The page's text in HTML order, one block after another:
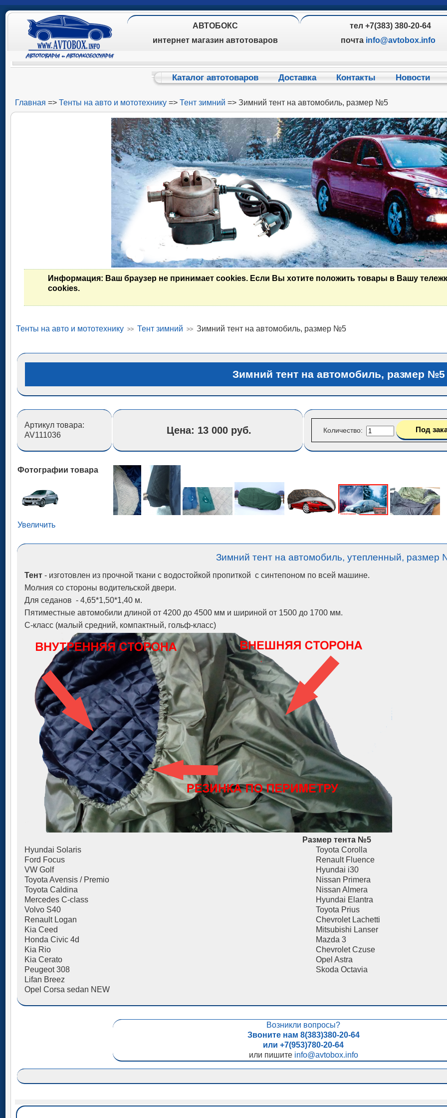
АВТОБОКС
интернет магазин автотоваров
тел +7(383) 380-20-64
почта info@avtobox.info
Каталог автотоваров Доставка Контакты Новости
Главная => Тенты на авто и мототехнику => Тент зимний => Зимний тент на автомобиль, размер №5
Информация: Ваш браузер не принимает cookies. Если Вы хотите положить товары в Вашу
cookies.
Тенты на авто и мототехнику Тент зимний Зимний тент на автомобиль, размер №5
Зимний тент на автомобиль, размер №5
Артикул товара:
AV111036
Цена: 13 000 руб. Количество:
Фотографии товара
Увеличить
Зимний тент на автомобиль, утепленный, размер
Тент - изготовлен из прочной ткани с водостойкой пропиткой с синтепоном по всей машине.
Молния со стороны водительской двери.
Для седанов - 4,65*1,50*1,40 м.
Пятиместные автомобили длиной от 4200 до 4500 мм и шириной от 1500 до 1700 мм.
C-класс (малый средний, компактный, гольф-класс)
Размер тента №5
Hyundai Solaris
Toyota Corolla
Ford Focus
Renault Fluence
VW Golf
Hyundai i30
Toyota Avensis / Premio
Nissan Primera
Toyota Caldina
Nissan Almera
Mercedes C-class
Hyundai Elantra
Volvo S40
Toyota Prius
Renault Logan
Chevrolet Lachetti
Kia Ceed
Mitsubishi Lanser
Honda Civic 4d
Mazda 3
Kia Rio
Chevrolet Czuse
Kia Cerato
Opel Astra
Peugeot 308
Skoda Octavia
Lifan Breez
Opel Corsa sedan NEW
Возникли вопросы?
Звоните нам 8(383)380-20-64
или +7(953)780-20-64
или пишите info@avtobox.info